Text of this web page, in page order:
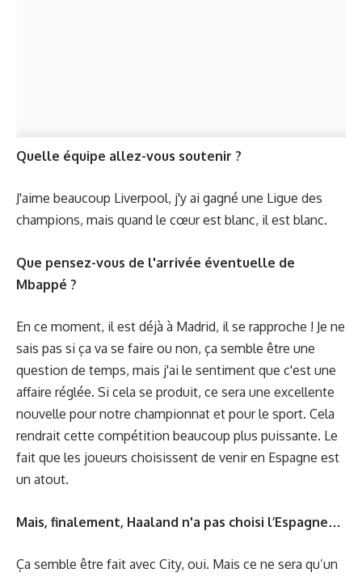
Quelle équipe allez-vous soutenir ?
J'aime beaucoup Liverpool, j'y ai gagné une Ligue des
champions, mais quand le cœur est blanc, il est blanc.
Que pensez-vous de l'arrivée éventuelle de
Mbappé ?
En ce moment, il est déjà à Madrid, il se rapproche ! Je ne
sais pas si ça va se faire ou non, ça semble être une
question de temps, mais j'ai le sentiment que c'est une
affaire réglée. Si cela se produit, ce sera une excellente
nouvelle pour notre championnat et pour le sport. Cela
rendrait cette compétition beaucoup plus puissante. Le
fait que les joueurs choisissent de venir en Espagne est
un atout.
Mais, finalement, Haaland n'a pas choisi l’Espagne…
Ça semble être fait avec City, oui. Mais ce ne sera qu’un